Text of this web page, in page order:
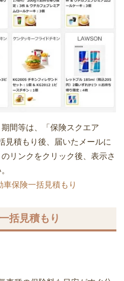
間等は、「保険スクエア
見積もり後、届いたメールに
リンクをクリック後、表示さ
保険一括見積もり
括見積もり